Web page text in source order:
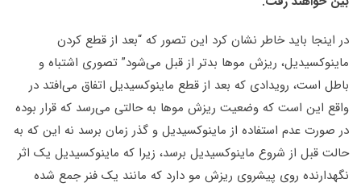
در اینجا باید خاطر نشان کرد این تصور که “بعد از قطع کردن
ماینوکسیدیل، ریزش موها بدتر از قبل می‌شود” تصوری اشتباه و
باطل است، رویدادی که بعد از قطع ماینوکسیدیل اتفاق می‌افتد در
واقع این است که وضعیت ریزش موها به حالتی می‌رسد که قرار بوده
در صورت عدم استفاده از ماینوکسیدیل و گذر زمان برسد نه این که به
حالت قبل از شروع ماینوکسیدیل برسد، زیرا که ماینوکسیدیل یک اثر
نگهدارنده روی پیشروی ریزش مو دارد که مانند یک فنر جمع شده